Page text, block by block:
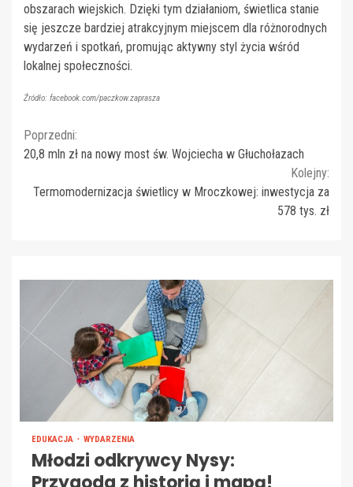
obszarach wiejskich. Dzięki tym działaniom, świetlica stanie
się jeszcze bardziej atrakcyjnym miejscem dla różnorodnych
wydarzeń i spotkań, promując aktywny styl życia wśród
lokalnej społeczności.
Źródło: facebook.com/paczkow.zaprasza
Continue
Reading
Poprzedni:
20,8 mln zł na nowy most św. Wojciecha w Głuchołazach
Kolejny:
Termomodernizacja świetlicy w Mroczkowej: inwestycja za
578 tys. zł
EDUKACJA WYDARZENIA
Młodzi odkrywcy Nysy: